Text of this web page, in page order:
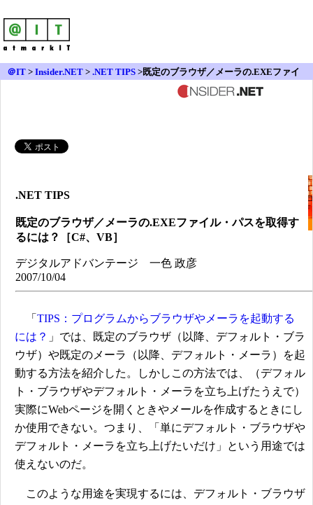
＠IT > Insider.NET > .NET TIPS >既定のブラウザ／メーラの.EXEファイ
.NET TIPS
既定のブラウザ／メーラの.EXEファイル・パスを取得す
るには？［C#、VB］
デジタルアドバンテージ 一色 政彦
2007/10/04
「 TIPS：プログラムからブラウザやメーラを起動する
には？ 」では、既定のブラウザ（以降、デフォルト・ブラ
ウザ）や既定のメーラ（以降、デフォルト・メーラ）を起
動する方法を紹介した。しかしこの方法では、（デフォル
ト・ブラウザやデフォルト・メーラを立ち上げたうえで）
実際にWebページを開くときやメールを作成するときにし
か使用できない。つまり、「単にデフォルト・ブラウザや
デフォルト・メーラを立ち上げたいだけ」という用途では
使えないのだ。
このような用途を実現するには、デフォルト・ブラウザ